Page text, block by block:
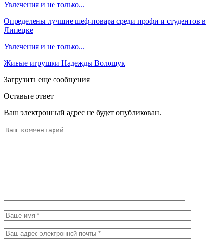
Увлечения и не только...
Определены лучшие шеф-повара среди профи и студентов в
Липецке
Увлечения и не только...
Живые игрушки Надежды Волощук
Загрузить еще сообщения
Оставьте ответ
Ваш электронный адрес не будет опубликован.